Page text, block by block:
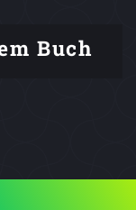
Buch